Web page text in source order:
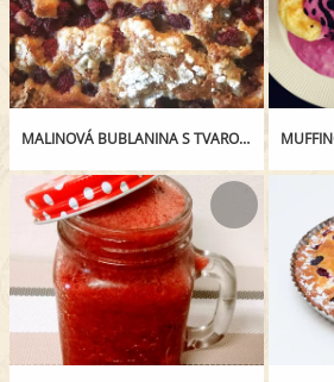
MALINOVÁ BUBLANINA S TVAROHEM